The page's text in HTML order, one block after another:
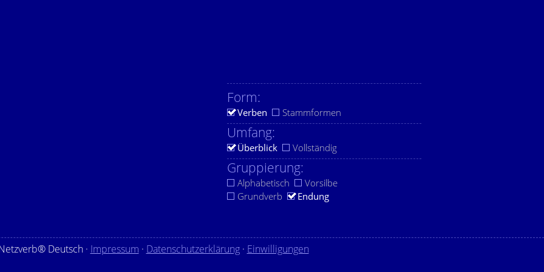
Form:
Verben Stammformen
Umfang:
Überblick Vollständig
Gruppierung:
Alphabetisch
Vorsilbe
Grundverb
Endung
Deutsch · Impressum · Datenschutzerklärung· Einwilligungen